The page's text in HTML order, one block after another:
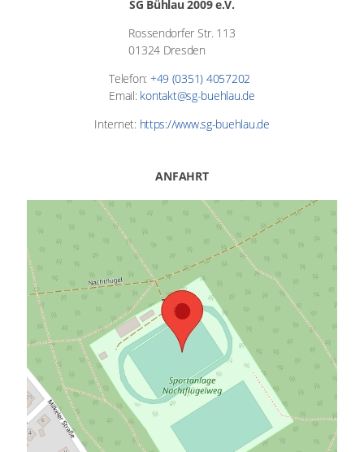
SG Bühlau 2009 e.V.
Rossendorfer Str. 113
01324 Dresden
Telefon: +49 (0351) 4057202
Email: kontakt@sg-buehlau.de
Internet: https://www.sg-buehlau.de
ANFAHRT